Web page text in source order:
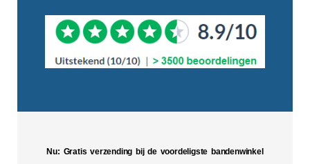
Nu: Gratis verzending bij de voordeligste bandenwinkel